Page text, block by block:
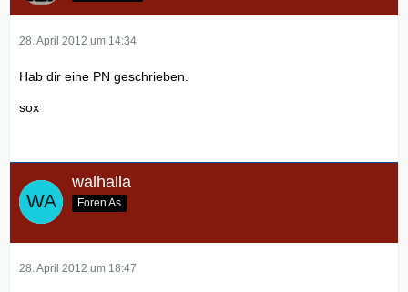
28. April 2012 um 14:34
Hab dir eine PN geschrieben.
sox
walhalla
Foren As
28. April 2012 um 18:47